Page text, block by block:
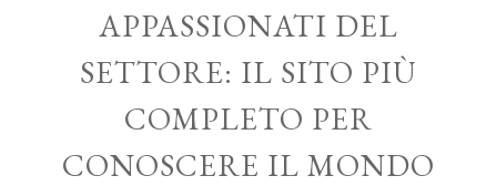
APPASSIONATI DEL
SETTORE: IL SITO PIÙ
COMPLETO PER
CONOSCERE IL MONDO